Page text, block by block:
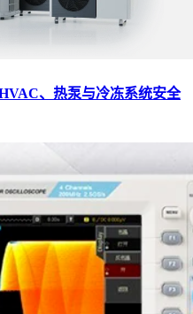
、热泵与冷冻系统安全